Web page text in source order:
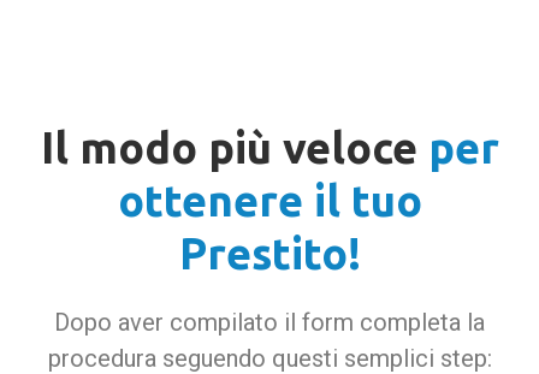
Il modo più veloce per
ottenere il tuo
Prestito!
Dopo aver compilato il form completa la
procedura seguendo questi semplici step: